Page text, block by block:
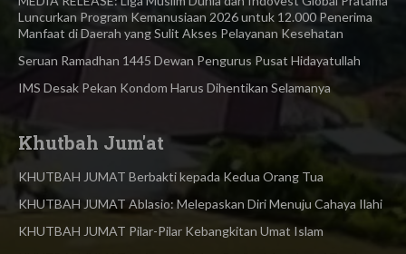
Luncurkan Program Kemanusiaan 2026 untuk 12.000 Penerima
Manfaat di Daerah yang Sulit Akses Pelayanan Kesehatan
Seruan Ramadhan 1445 Dewan Pengurus Pusat Hidayatullah
IMS Desak Pekan Kondom Harus Dihentikan Selamanya
Khutbah Jum'at
KHUTBAH JUMAT Berbakti kepada Kedua Orang Tua
KHUTBAH JUMAT Ablasio: Melepaskan Diri Menuju Cahaya Ilahi
KHUTBAH JUMAT Pilar-Pilar Kebangkitan Umat Islam